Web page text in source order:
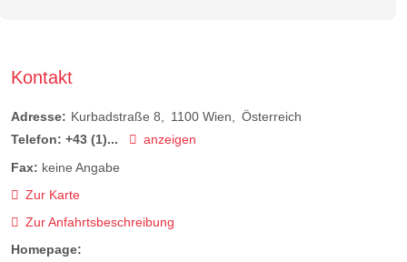
Kontakt
Adresse: Kurbadstraße 8 1100 Wien
Österreich
Telefon: +43 (1)...
anzeigen
Fax: keine Angabe
Zur Karte
Zur Anfahrtsbeschreibung
Homepage: